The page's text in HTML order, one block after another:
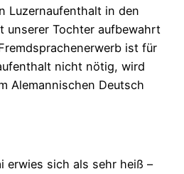
Luzernaufenthalt in den
unserer Tochter aufbewahrt
ist für
nicht nötig, wird
Alemannischen Deutsch
erwies sich als sehr heiß –